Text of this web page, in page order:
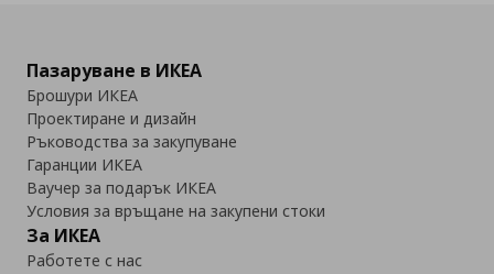
Пазаруване в ИКЕА
Брошури ИКЕА
Проектиране и дизайн
Ръководства за закупуване
Гаранции ИКЕА
Ваучер за подарък ИКЕА
Условия за връщане на закупени стоки
За ИКЕА
Работете с нас